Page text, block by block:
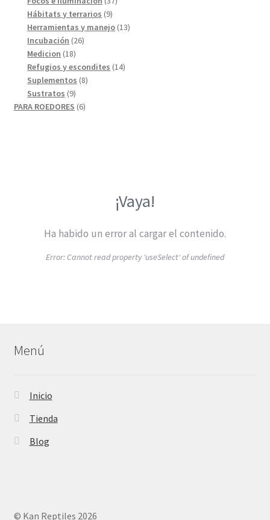
Hábitats y terrarios 99
productos
Herramientas y manejo 1313
Incubación 2626
Medicion 1818
productos
Refugios y escondites 1414
Suplementos 88
Sustratos 99
productos
PARA ROEDORES 66
¡Vaya!
Ha habido un error al cargar el contenido.
Error: Cannot read property 'useSelect' of undefined
Menú
Inicio
Tienda
Blog
© Kan Reptiles 2026